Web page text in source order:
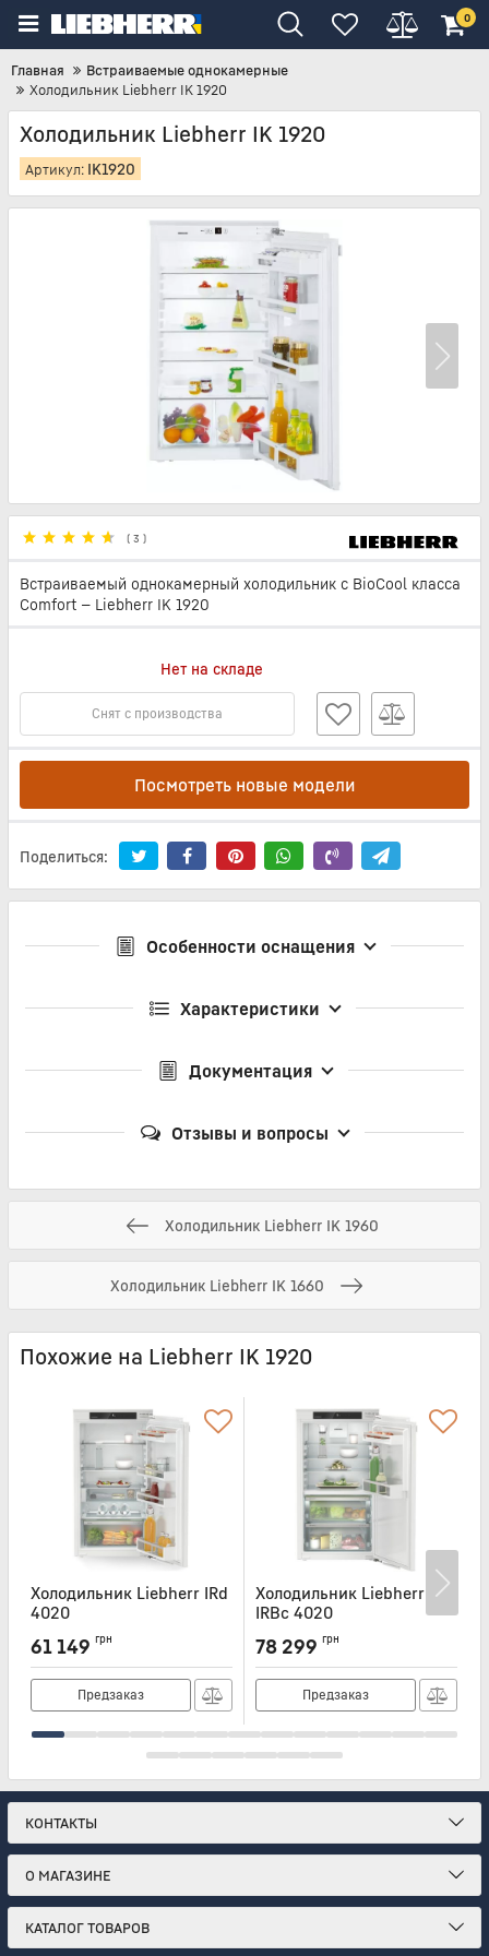
0
Главная
Встраиваемые однокамерные
Холодильник Liebherr IK 1920
Холодильник Liebherr IK 1920
Артикул: IK1920
( 3 )
Встраиваемый однокамерный холодильник с BioCool класса
Comfort — Liebherr IK 1920
Нет на складе
Снят с производства
Посмотреть новые модели
Поделиться:
Особенности оснащения
Характеристики
Документация
Отзывы и вопросы
Холодильник Liebherr IK 1960
Холодильник Liebherr IK 1660
Похожие на Liebherr IK 1920
Холодильник Liebherr IRd
4020
IRD4020
61 149 грн
Предзаказ
Холодильник Liebherr
IRBc 4020
IRBC4020
78 299 грн
Предзаказ
КОНТАКТЫ
О МАГАЗИНЕ
КАТАЛОГ ТОВАРОВ